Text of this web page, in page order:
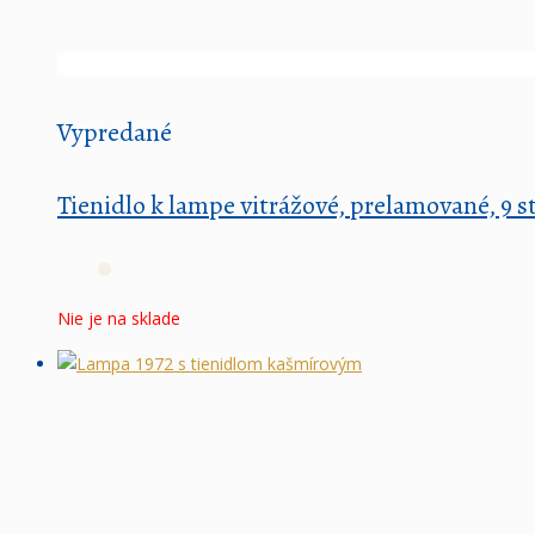
Vypredané
Tienidlo k lampe vitrážové, prelamované, 9
Nie je na sklade